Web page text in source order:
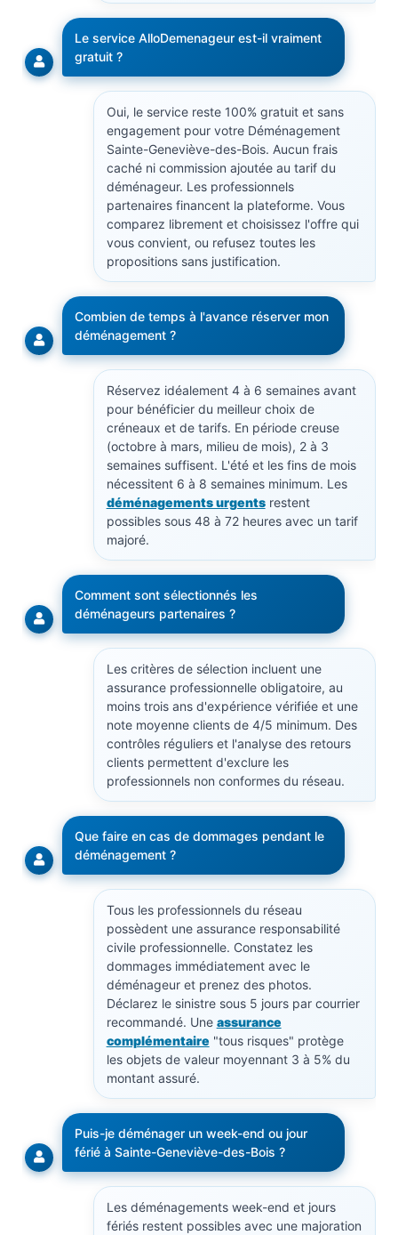
Le service AlloDemenageur est-il vraiment
gratuit ?
Oui, le service reste 100% gratuit et sans
engagement pour votre Déménagement
Sainte-Geneviève-des-Bois. Aucun frais
caché ni commission ajoutée au tarif du
déménageur. Les professionnels
partenaires financent la plateforme. Vous
comparez librement et choisissez l'offre qui
vous convient, ou refusez toutes les
propositions sans justification.
Combien de temps à l'avance réserver mon
déménagement ?
Réservez idéalement 4 à 6 semaines avant
pour bénéficier du meilleur choix de
créneaux et de tarifs. En période creuse
(octobre à mars, milieu de mois), 2 à 3
semaines suffisent. L'été et les fins de mois
nécessitent 6 à 8 semaines minimum. Les
déménagements urgentsrestent
possibles sous 48 à 72 heures avec un tarif
majoré.
Comment sont sélectionnés les
déménageurs partenaires ?
Les critères de sélection incluent une
assurance professionnelle obligatoire, au
moins trois ans d'expérience vérifiée et une
note moyenne clients de 4/5 minimum. Des
contrôles réguliers et l'analyse des retours
clients permettent d'exclure les
professionnels non conformes du réseau.
Que faire en cas de dommages pendant le
déménagement ?
Tous les professionnels du réseau
possèdent une assurance responsabilité
civile professionnelle. Constatez les
dommages immédiatement avec le
déménageur et prenez des photos.
Déclarez le sinistre sous 5 jours par courrier
recommandé. Une assurance
complémentaire "tous risques" protège
les objets de valeur moyennant 3 à 5% du
montant assuré.
Puis-je déménager un week-end ou jour
férié à Sainte-Geneviève-des-Bois ?
Les déménagements week-end et jours
fériés restent possibles avec une majoration